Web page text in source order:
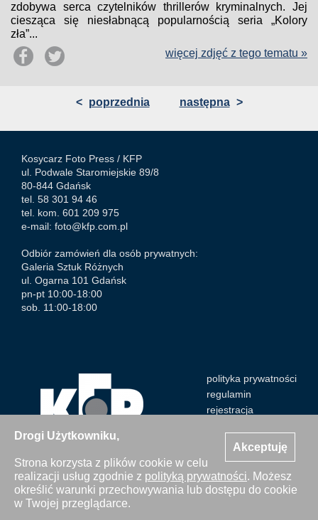
Akceptuję
Drogi Użytkowniku,
Strona korzysta z plików cookie w celu
realizacji usług zgodnie z polityką prywatności. Możesz
określić warunki przechowywania lub dostępu do cookie
w Twojej przeglądarce.
zdobywa serca czytelników thrillerów kryminalnych. Jej
ciesząca się niesłabnącą popularnością seria „Kolory
zła”...
więcej zdjęć z tego tematu »
< poprzednia następna >
Kosycarz Foto Press / KFP
ul. Podwale Staromiejskie 89/8
80-844 Gdańsk
tel. 58 301 94 46
tel. kom. 601 209 975
e-mail: foto@kfp.com.pl
Odbiór zamówień dla osób prywatnych:
Galeria Sztuk Różnych
ul. Ogarna 101 Gdańsk
pn-pt 10:00-18:00
sob. 11:00-18:00
polityka prywatności
regulamin
rejestracja
Wszystkie zdjęcia Agencji Kosycarz Foto Press/KFP są
chronione prawem autorskim. Publikacja i kopiowanie bez
zgody Agencji zabronione. Copyright © 2000-2026 KFP